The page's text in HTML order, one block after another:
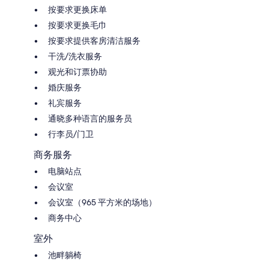
按要求更换床单
按要求更换毛巾
按要求提供客房清洁服务
干洗/洗衣服务
观光和订票协助
婚庆服务
礼宾服务
通晓多种语言的服务员
行李员/门卫
商务服务
电脑站点
会议室
会议室（965 平方米的场地）
商务中心
室外
池畔躺椅